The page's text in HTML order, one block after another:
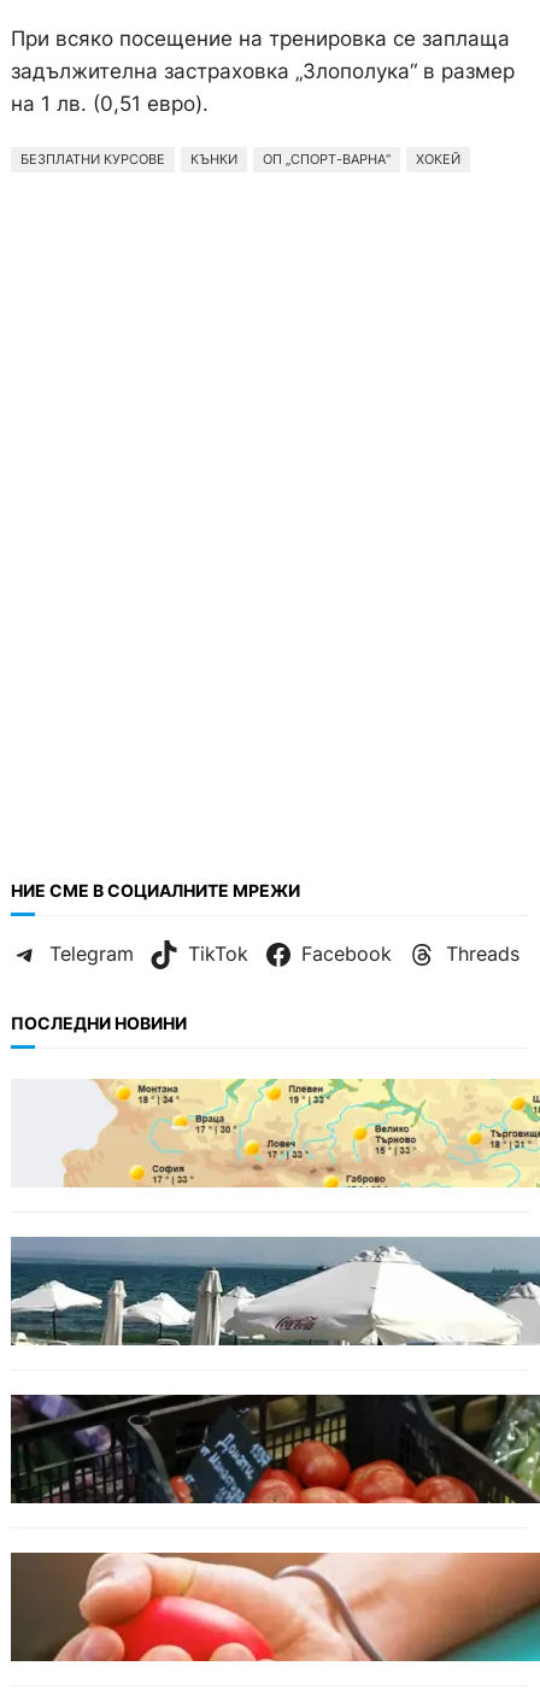
При всяко посещение на тренировка се заплаща
задължителна застраховка „Злополука“ в размер
на 1 лв. (0,51 евро).
БЕЗПЛАТНИ КУРСОВЕ КЪНКИ ОП „СПОРТ-ВАРНА“ ХОКЕЙ
НИЕ СМЕ В СОЦИАЛНИТЕ МРЕЖИ
Telegram TikTok Facebook Threads
ПОСЛЕДНИ НОВИНИ
БЪЛГАРИЯ
Горещ старт на седмицата: до 35° и
спокойно море
Хотелиер: Цените по Черноморието са се
увеличили с до 30%, туристите са по-малко
ИКОНОМИКА
Пазарът се раздвижи: зеленчуци и основни
храни сменят цените си
ОБЩЕСТВО
Варна има спешна нужда от кръводарители
с кръвна група 0+